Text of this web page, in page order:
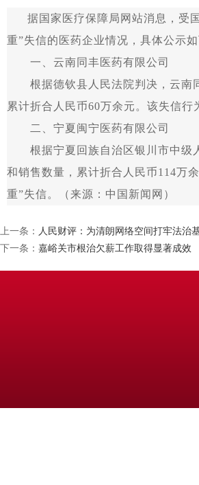
据国家医疗保障局网站消息，受国
重”失信的医药企业情况，具体公示如
一、云南同丰医药有限公司
根据德钦县人民法院判决，云南同
累计折合人民币60万余元。该失信
二、宁夏闽宁医药有限公司
根据宁夏回族自治区银川市中级人
和销售数量，累计折合人民币114万
重”失信。（来源：中国新闻网）
上一条： 人民财评：为清朗网络空间打牢法治
下一条： 嘉峪关市根治欠薪工作取得显著成效